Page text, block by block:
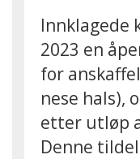
Innklagede
2023 en
for
nese hals),
etter utløp
Denne